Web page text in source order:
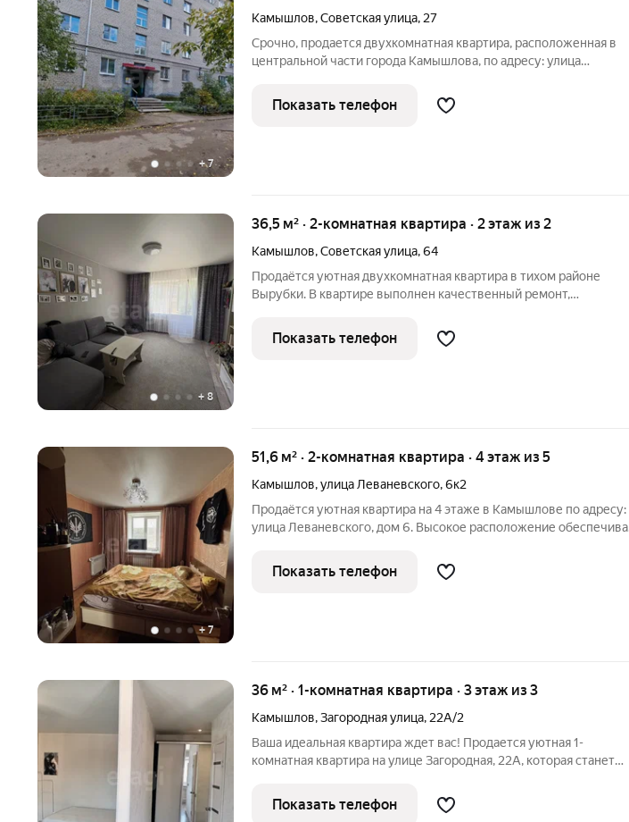
+7
Камышлов,Советская улица, 27
Срочно, продается двухкомнатная квартира, расположенная в
центральной части города Камышлова, по адресу: улица
44 квадратных метра. Квартира полностью подготовлена к
проживанию, выполнена
Показать телефон
+ 8
36,5 м² · 2-комнатная квартира · 2 этаж из 2
Камышлов,Советская улица,64
Продаётся уютная двухкомнатная квартира в тихом районе
Вырубки. В квартире выполнен качественный ремонт,
кухонный гарнитур и водонагреватель. Рядом с домом детский
сад с бассейном, школа №5
Показать телефон
+7
51,6 м² · 2-комнатная квартира · 4 этаж из 5
Камышлов,улица Леваневского,6к2
Продаётся уютная квартира на 4 этаже в Камышлове по адресу:
улица Леваневского, дом 6. Высокое расположение
установлены пластиковые окна для тепла и тишины, есть балкон
для отдыха на
Показать телефон
36 м² · 1-комнатная квартира · 3 этаж из 3
Камышлов,Загородная улица, 22А/2
Ваша идеальная квартира ждет вас! Продается уютная 1-
комнатная квартира на улице Загородная, 22А, которая станет
подходит под ипотеку 6%! Забудьте о ремонте и лишних тратах
здесь уже все
Показать телефон